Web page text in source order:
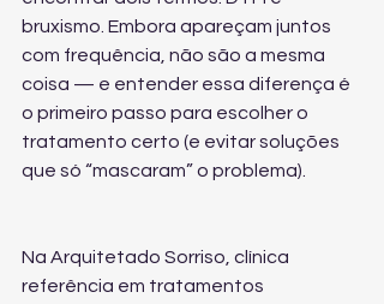
bruxismo. Embora apareçam juntos
com frequência, não são a mesma
coisa — e entender essa diferença é
o primeiro passo para escolher o
tratamento certo (e evitar soluções
que só “mascaram” o problema).
Na Arquitetado Sorriso, clínica
referência em tratamentos